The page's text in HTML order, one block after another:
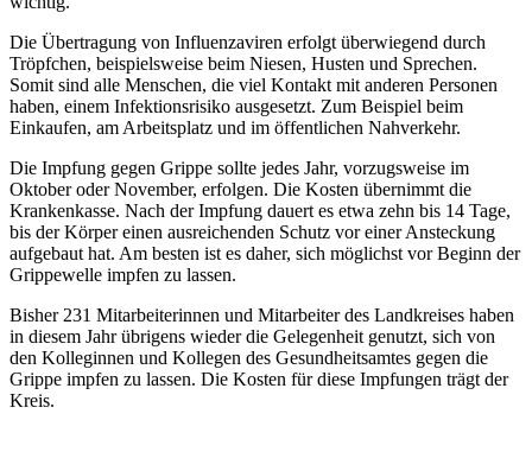
Die Übertragung von Influenzaviren erfolgt überwiegend durch
Tröpfchen, beispielsweise beim Niesen, Husten und Sprechen.
Somit sind alle Menschen, die viel Kontakt mit anderen Personen
haben, einem Infektionsrisiko ausgesetzt. Zum Beispiel beim
Einkaufen, am Arbeitsplatz und im öffentlichen Nahverkehr.
Die Impfung gegen Grippe sollte jedes Jahr, vorzugsweise im
Oktober oder November, erfolgen. Die Kosten übernimmt die
Krankenkasse. Nach der Impfung dauert es etwa zehn bis 14 Tage,
bis der Körper einen ausreichenden Schutz vor einer Ansteckung
aufgebaut hat. Am besten ist es daher, sich möglichst vor Beginn der
Grippewelle impfen zu lassen.
Bisher 231 Mitarbeiterinnen und Mitarbeiter des Landkreises haben
in diesem Jahr übrigens wieder die Gelegenheit genutzt, sich von
den Kolleginnen und Kollegen des Gesundheitsamtes gegen die
Grippe impfen zu lassen. Die Kosten für diese Impfungen trägt der
Kreis.